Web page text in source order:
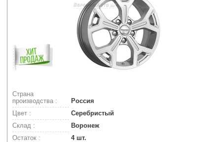
Страна
производства :
Россия
Цвет :
Серебристый
Склад :
Воронеж
Остаток :
4 шт.